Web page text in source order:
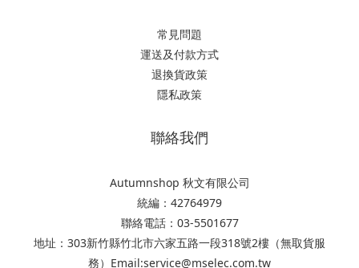
常見問題
運送及付款方式
退換貨政策
隱私政策
聯絡我們
Autumnshop 秋文有限公司
統編：42764979
聯絡電話：03-5501677
地址：303新竹縣竹北市六家五路一段318號2樓（無取貨服
務）Email:service@mselec.com.tw